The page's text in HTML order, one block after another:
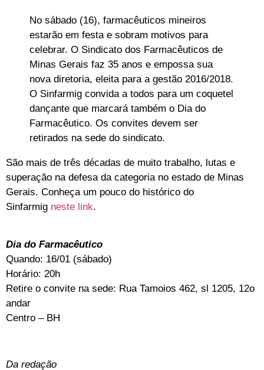
No sábado (16), farmacêuticos mineiros
estarão em festa e sobram motivos para
celebrar. O Sindicato dos Farmacêuticos de
Minas Gerais faz 35 anos e empossa sua
nova diretoria, eleita para a gestão 2016/2018.
O Sinfarmig convida a todos para um coquetel
dançante que marcará também o Dia do
Farmacêutico. Os convites devem ser
retirados na sede do sindicato.
São mais de três décadas de muito trabalho, lutas e
superação na defesa da categoria no estado de Minas
Gerais. Conheça um pouco do histórico do
Sinfarmig neste link.
Dia do Farmacêutico
Quando: 16/01 (sábado)
Horário: 20h
Retire o convite na sede: Rua Tamoios 462, sl 1205, 12o
andar
Centro – BH
Da redação